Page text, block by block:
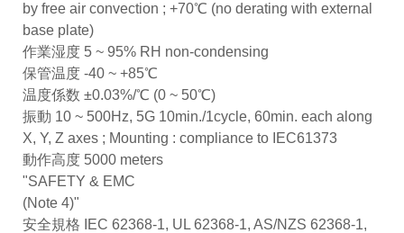
by free air convection ; +70℃ (no derating with external
base plate)
作業湿度 5 ~ 95% RH non-condensing
保管温度 -40 ~ +85℃
温度係数 ±0.03%/℃ (0 ~ 50℃)
振動 10 ~ 500Hz, 5G 10min./1cycle, 60min. each along
X, Y, Z axes ; Mounting : compliance to IEC61373
動作高度 5000 meters
"SAFETY & EMC
(Note 4)"
安全規格 IEC 62368-1, UL 62368-1, AS/NZS 62368-1,